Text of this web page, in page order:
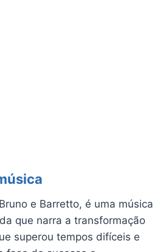
e Barretto, é uma música
que narra a transformação
superou tempos difíceis e